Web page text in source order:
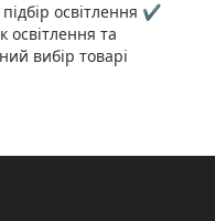
освітлення ✔️
освітлення та
вибір товарі